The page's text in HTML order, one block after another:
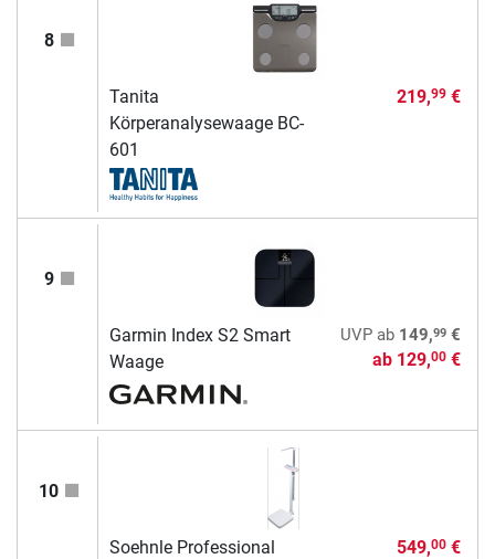
8
Tanita
Körperanalysewaage BC-
601
219,99€
9
Garmin Index S2 Smart
Waage
UVPab 149,99€
ab 129,00€
10
Soehnle Professional
549,00€